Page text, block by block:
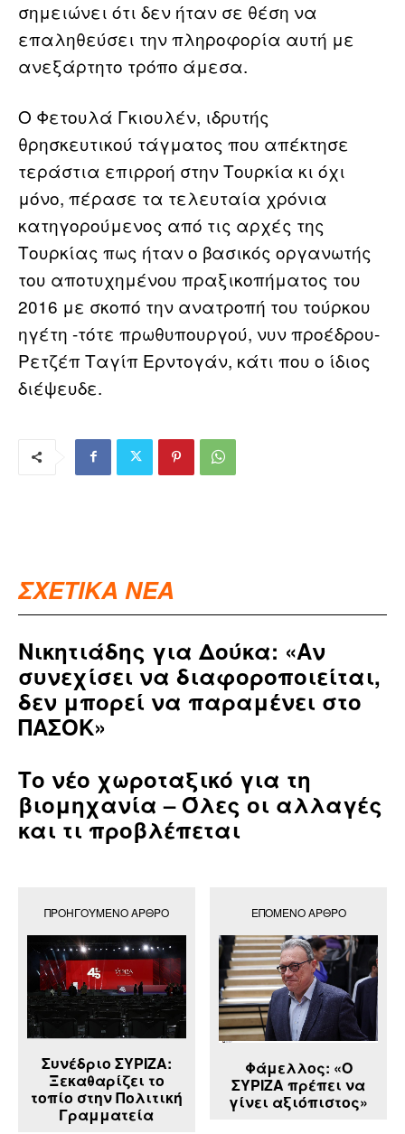
ΣΧΕΤΙΚΑ ΝΕΑ
Νικητιάδης για Δούκα: «Αν
συνεχίσει να διαφοροποιείται,
δεν μπορεί να παραμένει στο
ΠΑΣΟΚ»
Το νέο χωροταξικό για τη
βιομηχανία – Όλες οι αλλαγές
και τι προβλέπεται
σημειώνει ότι δεν ήταν σε θέση να
επαληθεύσει την πληροφορία αυτή με
ανεξάρτητο τρόπο άμεσα.
Ο Φετουλά Γκιουλέν, ιδρυτής
θρησκευτικού τάγματος που απέκτησε
τεράστια επιρροή στην Τουρκία κι όχι
μόνο, πέρασε τα τελευταία χρόνια
κατηγορούμενος από τις αρχές της
Τουρκίας πως ήταν ο βασικός οργανωτής
του αποτυχημένου πραξικοπήματος του
2016 με σκοπό την ανατροπή του τούρκου
ηγέτη -τότε πρωθυπουργού, νυν προέδρου-
Ρετζέπ Ταγίπ Ερντογάν, κάτι που ο ίδιος
διέψευδε.
ΠΡΟΗΓΟΎΜΕΝΟ ΆΡΘΡΟ
Συνέδριο ΣΥΡΙΖΑ:
Ξεκαθαρίζει το
τοπίο στην Πολιτική
Γραμματεία
ΕΠΌΜΕΝΟ ΆΡΘΡΟ
Φάμελλος: «Ο
ΣΥΡΙΖΑ πρέπει να
γίνει αξιόπιστος»